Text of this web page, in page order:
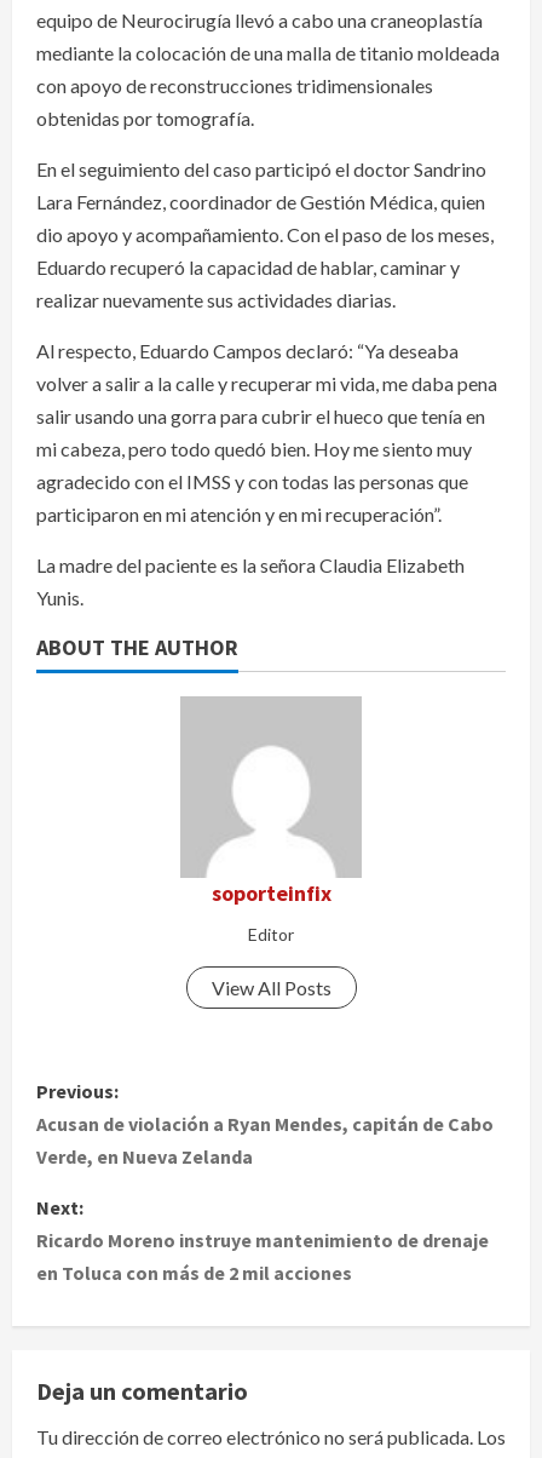
equipo de Neurocirugía llevó a cabo una craneoplastía
mediante la colocación de una malla de titanio moldeada
con apoyo de reconstrucciones tridimensionales
obtenidas por tomografía.
En el seguimiento del caso participó el doctor Sandrino
Lara Fernández, coordinador de Gestión Médica, quien
dio apoyo y acompañamiento. Con el paso de los meses,
Eduardo recuperó la capacidad de hablar, caminar y
realizar nuevamente sus actividades diarias.
Al respecto, Eduardo Campos declaró: “Ya deseaba
volver a salir a la calle y recuperar mi vida, me daba pena
salir usando una gorra para cubrir el hueco que tenía en
mi cabeza, pero todo quedó bien. Hoy me siento muy
agradecido con el IMSS y con todas las personas que
participaron en mi atención y en mi recuperación”.
La madre del paciente es la señora Claudia Elizabeth
Yunis.
ABOUT THE AUTHOR
soporteinfix
Editor
View All Posts
P
o
t
n
a
v
i
Previous:
Acusan de violación a Ryan Mendes, capitán de Cabo
Verde, en Nueva Zelanda
Next:
Ricardo Moreno instruye mantenimiento de drenaje
en Toluca con más de 2 mil acciones
Deja un comentario
Tu dirección de correo electrónico no será publicada. Los